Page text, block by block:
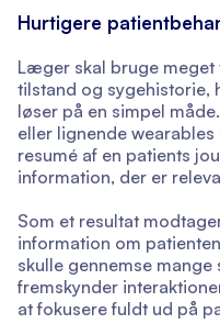
Hurtigere
Læger skal bruge meget
tilstand og sygehistorie,
løser på en simpel
eller lignende
resumé af en patients
information, der er
Som et resultat
information om
skulle gennemse
fremskynder
at fokusere fuldt ud på